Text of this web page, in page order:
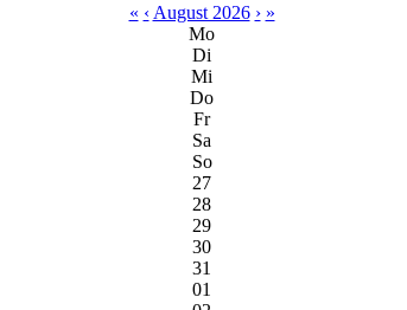
« ‹ August 2026 › »
Mo
Di
Mi
Do
Fr
Sa
So
27
28
29
30
31
01